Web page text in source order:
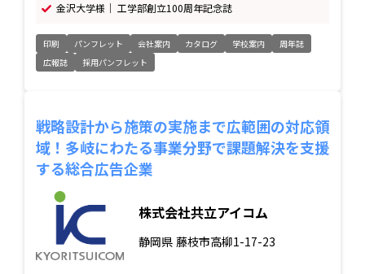
金沢大学様｜ 工学部創立100周年記念誌
印刷 パンフレット 会社案内 カタログ 学校案内
周年誌
広報誌
採用パンフレット
戦略設計から施策の実施まで広範囲の対応領
域！多岐にわたる事業分野で課題解決を支援
する総合広告企業
株式会社共立アイコム
静岡県 藤枝市高柳1-17-23